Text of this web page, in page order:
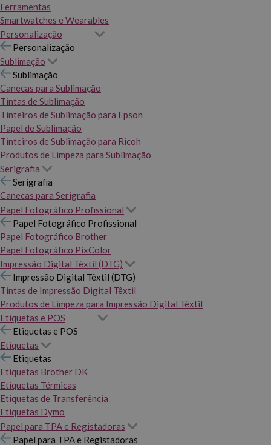
Ferramentas
Smartwatches e Wearables
Personalização
Personalização
Sublimação
Sublimação
Canecas para Sublimação
Tintas de Sublimação
Tinteiros de Sublimação para Epson
Papel de Sublimação
Tinteiros de Sublimação para Ricoh
Produtos de Limpeza para Sublimação
Serigrafia
Serigrafia
Canecas para Serigrafia
Papel Fotográfico Profissional
Papel Fotográfico Profissional
Papel Fotográfico Brother
Papel Fotográfico PixColor
Impressão Digital Têxtil (DTG)
Impressão Digital Têxtil (DTG)
Tintas de Impressão Digital Têxtil
Produtos de Limpeza para Impressão Digital Têxtil
Etiquetas e POS
Etiquetas e POS
Etiquetas
Etiquetas
Etiquetas Brother DK
Etiquetas Térmicas
Etiquetas de Transferência
Etiquetas Dymo
Papel para TPA e Registadoras
Papel para TPA e Registadoras